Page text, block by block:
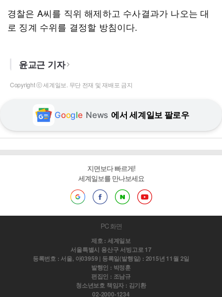
경찰은 A씨를 직위 해제하고 수사결과가 나오는 대
로 징계 수위를 결정할 방침이다.
윤교근 기자
Copyright ⓒ 세계일보. 무단 전재 및 재배포 금지
Google News 에서 세계일보 팔로우
지면보다 빠르게!
세계일보를 만나보세요
PC 화면
제호 : 세계일보
서울특별시 용산구 서빙고로 17
등록번호 : 서울, 아03959 | 등록일(발행일) : 2015년 11월 2일
발행인 : 박정훈
편집인 : 조남규
청소년보호 책임자 : 김기환
02-2000-1234